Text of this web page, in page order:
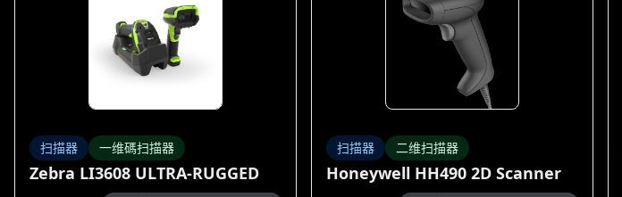
扫描器 一维碼扫描器
Zebra LI3608 ULTRA-RUGGED
扫描器 二维扫描器
Honeywell HH490 2D Scanner